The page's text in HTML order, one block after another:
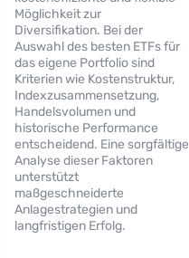
Möglichkeit zur
Diversifikation. Bei der
Auswahl des besten ETFs für
das eigene Portfolio sind
Kriterien wie Kostenstruktur,
Indexzusammensetzung,
Handelsvolumen und
historische Performance
entscheidend. Eine sorgfältige
Analyse dieser Faktoren
unterstützt
maßgeschneiderte
Anlagestrategien und
langfristigen Erfolg.